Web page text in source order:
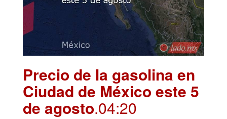
Precio de la gasolina en
Ciudad de México este 5
de agosto.04:20